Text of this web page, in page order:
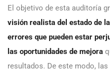
El objetivo de esta auditoría
visión realista del estado de
errores que pueden estar
las oportunidades de mejora
resultados. De este modo,